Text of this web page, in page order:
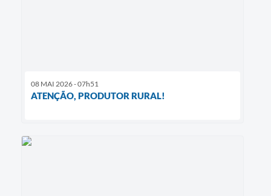
08 MAI 2026 - 07h51
ATENÇÃO, PRODUTOR RURAL!